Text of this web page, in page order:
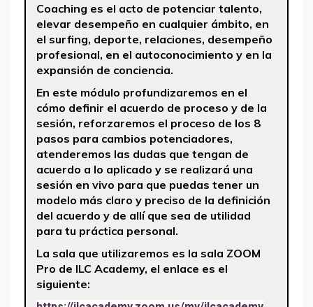
Coaching es el acto de potenciar talento,
elevar desempeño en cualquier ámbito, en
el surfing, deporte, relaciones, desempeño
profesional, en el autoconocimiento y en la
expansión de conciencia.
En este módulo profundizaremos en el
cómo definir el acuerdo de proceso y de la
sesión, reforzaremos el proceso de los 8
pasos para cambios potenciadores,
atenderemos las dudas que tengan de
acuerdo a lo aplicado y se realizará una
sesión en vivo para que puedas tener un
modelo más claro y preciso de la definición
del acuerdo y de allí que sea de utilidad
para tu práctica personal.
La sala que utilizaremos es la sala ZOOM
Pro de ILC Academy, el enlace es el
siguiente: